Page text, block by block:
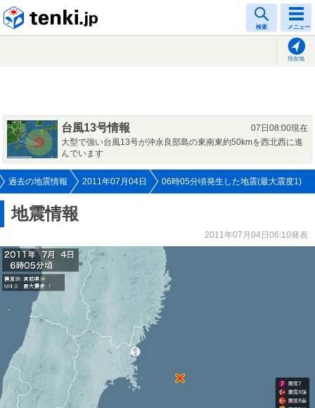
検索 メニュー
現在地
台風13号情報
07日08:00現在
大型で強い台風13号が沖永良部島の東南東約50kmを西北西に進
んでいます
過去の地震情報 2011年07月04日 06時05分頃発生した地震(最大震度1)
地震情報
2011年07月04日06:10発表